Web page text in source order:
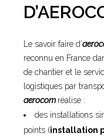
Le savoir faire d’
reconnu en France
de chantier et le
logistiques par
aerocom réalise :
des installations
points (installation